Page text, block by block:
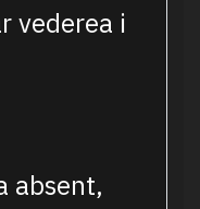
vederea i
absent,